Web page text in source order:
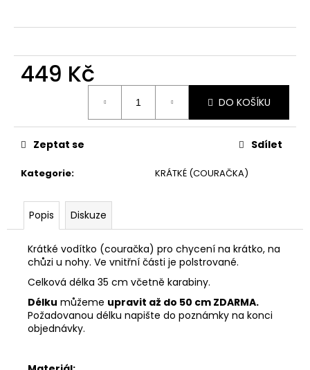
449 Kč
DO KOŠÍKU
Kategorie: KRÁTKÉ (COURAČKA)
Zeptat se Sdílet
Popis Diskuze
Krátké vodítko (couračka) pro chycení na krátko, na
chůzi u nohy. Ve vnitřní části je polstrované.
Celková délka 35 cm včetně karabiny.
Délku můžeme upravit až do 50 cm ZDARMA.
Požadovanou délku napište do poznámky na konci
objednávky.
u
e
m
e